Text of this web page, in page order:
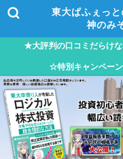
東大ぱふぇっ
神のみ
★大評判の口コミだらけ
☆特別キャンペー